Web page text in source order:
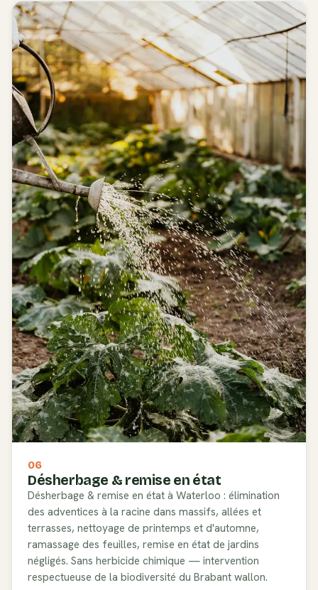
06
Désherbage & remise en état
Désherbage & remise en état à Waterloo : élimination
des adventices à la racine dans massifs, allées et
terrasses, nettoyage de printemps et d'automne,
ramassage des feuilles, remise en état de jardins
négligés. Sans herbicide chimique — intervention
respectueuse de la biodiversité du Brabant wallon.